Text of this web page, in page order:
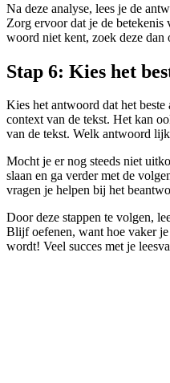
Na deze analyse, lees je de
Zorg ervoor dat je de
woord niet kent, zoek deze dan
Stap 6: Kies het
Kies het antwoord dat het
context van de tekst. Het kan
van de tekst. Welk antwoord
Mocht je er nog steeds niet
slaan en ga verder met de
vragen je helpen bij het
Door deze stappen te volgen,
Blijf oefenen, want hoe vaker
wordt! Veel succes met je